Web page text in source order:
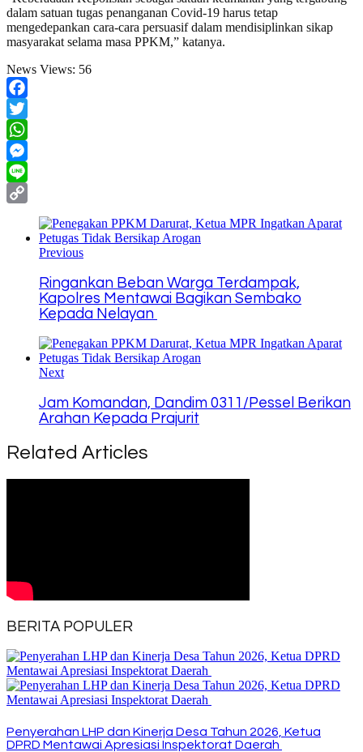
dalam satuan tugas penanganan Covid-19 harus tetap
mengedepankan cara-cara persuasif dalam mendisiplinkan sikap
masyarakat selama masa PPKM,” katanya.
News Views: 56
Facebook
Twitter
WhatsApp
Messenger
Line
Link
Previous
Ringankan Beban Warga Terdampak,
Kapolres Mentawai Bagikan Sembako
Kepada Nelayan
Next
Jam Komandan, Dandim 0311/Pessel Berikan
Arahan Kepada Prajurit
Related Articles
BERITA POPULER
Penyerahan LHP dan Kinerja Desa Tahun 2026, Ketua
DPRD Mentawai Apresiasi Inspektorat Daerah